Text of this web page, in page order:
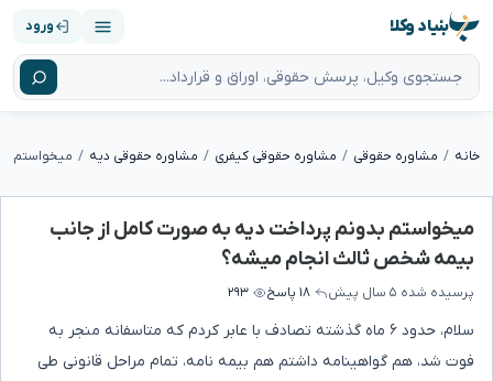
بنیاد وکلا ورود
خانه مشاوره حقوقی مشاوره حقوقی کیفری مشاوره حقوقی دیه
میخواستم بدونم پرداخت دیه به صورت کامل از جانب
بیمه شخص ثالث انجام میشه؟
پرسیده شده ۵ سال پیش ۱۸ پاسخ ۲۹۳
سلام، حدود ۶ ماه گذشته تصادف با عابر کردم که متاسفانه منجر به
فوت شد، هم گواهینامه داشتم هم بیمه نامه، تمام مراحل قانونی طی